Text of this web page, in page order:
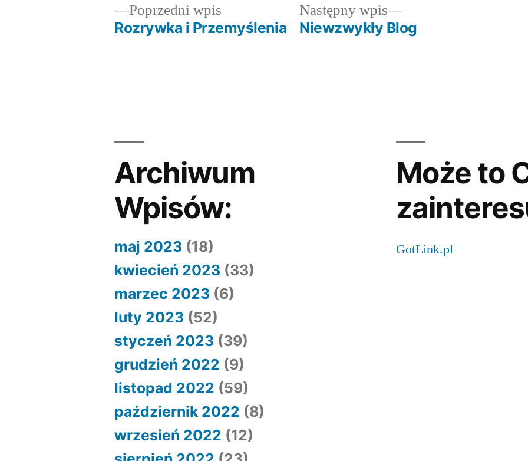
Nawigacja
Poprzedni wpis
wpis:
Rozrywka i Przemyślenia
Następny wpis
Następny
wpis:
Niewzwykły Blog
Archiwum
Wpisów:
maj 2023 (18)
kwiecień 2023 (33)
marzec 2023 (6)
luty 2023 (52)
styczeń 2023 (39)
grudzień 2022 (9)
listopad 2022 (59)
październik 2022 (8)
wrzesień 2022 (12)
Może to
GotLink.pl